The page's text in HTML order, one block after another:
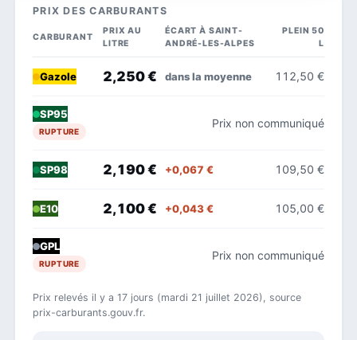
PRIX DES CARBURANTS
CARBURANT
PRIX AU
LITRE
ÉCART À SAINT-
ANDRÉ-LES-ALPES
PLEIN 50
L
Gazole 2,250 € dans la moyenne 112,50 €
SP95
RUPTURE
Prix non communiqué
SP98 2,190 € +0,067 € 109,50 €
E10 2,100 € +0,043 € 105,00 €
GPL
RUPTURE
Prix non communiqué
Prix relevés il y a 17 jours (mardi 21 juillet 2026), source
prix-carburants.gouv.fr.